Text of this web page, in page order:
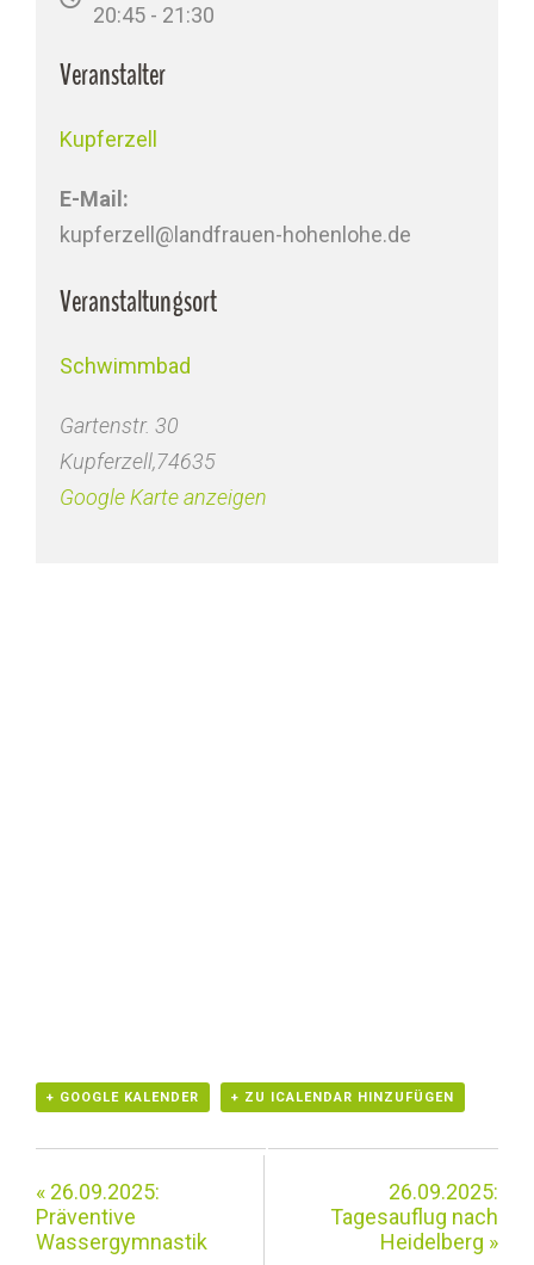
20:45 - 21:30
Veranstalter
Kupferzell
E-Mail:
kupferzell@landfrauen-hohenlohe.de
Veranstaltungsort
Schwimmbad
Gartenstr. 30
Kupferzell,74635
Google Karte anzeigen
+ GOOGLE KALENDER + ZU ICALENDAR HINZUFÜGEN
« 26.09.2025:
Präventive
Wassergymnastik
26.09.2025:
Tagesauflug nach
Heidelberg »